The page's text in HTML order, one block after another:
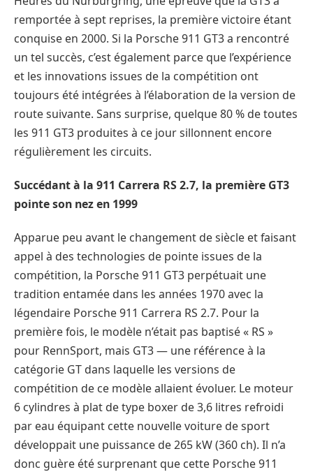
remportée à sept reprises, la première victoire étant
conquise en 2000. Si la Porsche 911 GT3 a rencontré
un tel succès, c’est également parce que l’expérience
et les innovations issues de la compétition ont
toujours été intégrées à l’élaboration de la version de
route suivante. Sans surprise, quelque 80 % de toutes
les 911 GT3 produites à ce jour sillonnent encore
régulièrement les circuits.
Succédant à la 911 Carrera RS 2.7, la première GT3
pointe son nez en 1999
Apparue peu avant le changement de siècle et faisant
appel à des technologies de pointe issues de la
compétition, la Porsche 911 GT3 perpétuait une
tradition entamée dans les années 1970 avec la
légendaire Porsche 911 Carrera RS 2.7. Pour la
première fois, le modèle n’était pas baptisé « RS »
pour RennSport, mais GT3 — une référence à la
catégorie GT dans laquelle les versions de
compétition de ce modèle allaient évoluer. Le moteur
6 cylindres à plat de type boxer de 3,6 litres refroidi
par eau équipant cette nouvelle voiture de sport
développait une puissance de 265 kW (360 ch). Il n’a
donc guère été surprenant que cette Porsche 911